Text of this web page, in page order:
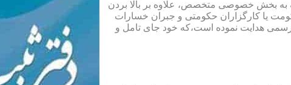
به بخش خصوصی متخصص، علاوه بر بالا بردن
یا کارگزاران حکومتی و جبران خسارات
رسمی هدایت نموده است،که خود جای تامل و